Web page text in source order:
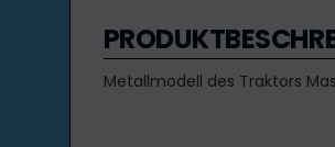
Metallmodell des Traktors